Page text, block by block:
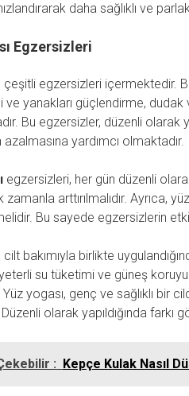
hızlandırarak daha sağlıklı ve
Egzersizleri
çeşitli egzersizleri içermektedir.
yanakları güçlendirme, dudak
Bu egzersizler, düzenli olarak
azalmasına yardımcı olmaktadır.
egzersizleri, her gün düzenli olarak
zamanla arttırılmalıdır. Ayrıca,
Bu sayede egzersizlerin
cilt bakımıyla birlikte
su tüketimi ve güneş
Yüz yogası, genç ve sağlıklı bir
olarak yapıldığında farkı
: Kepçe Kulak Nasıl